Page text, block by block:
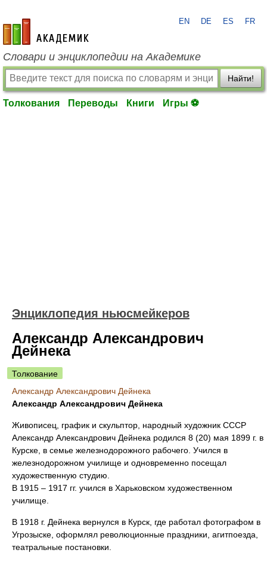
academic.ru
EN DE ES FR
Словари и энциклопедии на Академике
Найти!
Толкования Переводы Книги Игры ⚽
Энциклопедия ньюсмейкеров
Александр Александрович
Дейнека
Толкование
Александр Александрович Дейнека
Александр Александрович Дейнека
Живописец, график и скульптор, народный художник СССР
Александр Александрович Дейнека родился 8 (20) мая 1899 г. в
Курске, в семье железнодорожного рабочего. Учился в
железнодорожном училище и одновременно посещал
художественную студию.
В 1915 – 1917 гг. учился в Харьковском художественном
училище.
В 1918 г. Дейнека вернулся в Курск, где работал фотографом в
Угрозыске, оформлял революционные праздники, агитпоезда,
театральные постановки.